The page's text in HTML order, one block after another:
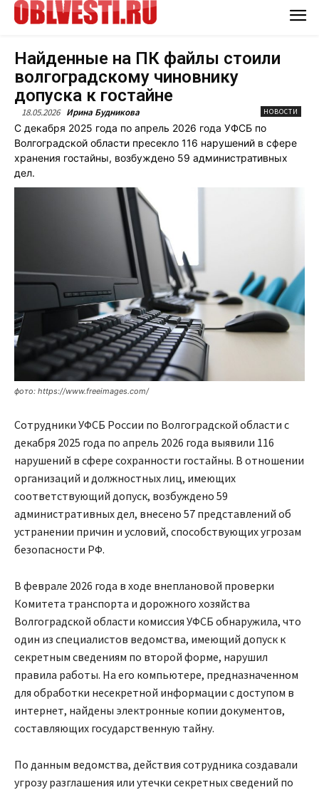
Найденные на ПК файлы стоили
волгоградскому чиновнику
допуска к гостайне
18.05.2026 Ирина Будникова НОВОСТИ
С декабря 2025 года по апрель 2026 года УФСБ по
Волгоградской области пресекло 116 нарушений в сфере
хранения гостайны, возбуждено 59 административных
дел.
фото: https://www.freeimages.com/
Сотрудники УФСБ России по Волгоградской области с
декабря 2025 года по апрель 2026 года выявили 116
нарушений в сфере сохранности гостайны. В отношении
организаций и должностных лиц, имеющих
соответствующий допуск, возбуждено 59
административных дел, внесено 57 представлений об
устранении причин и условий, способствующих угрозам
безопасности РФ.
В феврале 2026 года в ходе внеплановой проверки
Комитета транспорта и дорожного хозяйства
Волгоградской области комиссия УФСБ обнаружила, что
один из специалистов ведомства, имеющий допуск к
секретным сведениям по второй форме, нарушил
правила работы. На его компьютере, предназначенном
для обработки несекретной информации с доступом в
интернет, найдены электронные копии документов,
составляющих государственную тайну.
По данным ведомства, действия сотрудника создавали
угрозу разглашения или утечки секретных сведений по